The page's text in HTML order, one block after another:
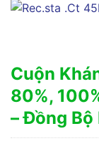
Cuộn
80%,
– Đồng Bộ